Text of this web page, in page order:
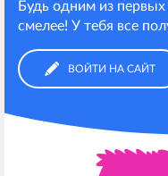
Будь одним из
смелее! У тебя все
ВОЙТИ НА САЙТ